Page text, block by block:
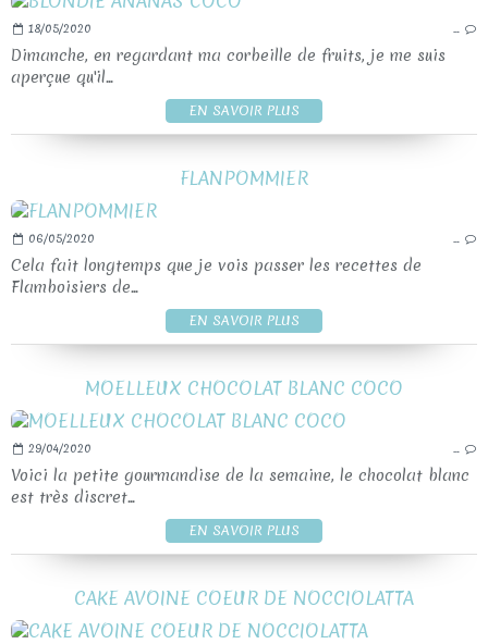
18/05/2020 …
Dimanche, en regardant ma corbeille de fruits, je me suis
aperçue qu'il...
EN SAVOIR PLUS
FLANPOMMIER
06/05/2020 …
Cela fait longtemps que je vois passer les recettes de
Flamboisiers de...
EN SAVOIR PLUS
MOELLEUX CHOCOLAT BLANC COCO
29/04/2020 …
Voici la petite gourmandise de la semaine, le chocolat blanc
est très discret...
EN SAVOIR PLUS
CAKE AVOINE COEUR DE NOCCIOLATTA